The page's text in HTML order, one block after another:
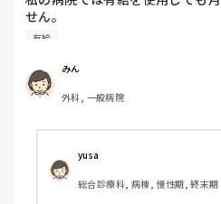
せん。
上層部に確認すると、有給の数え
30日ある場合➞8.0日公休
もし31日ある月に有給を1日使用
31日➖1日で残りの30日ある場
（ちなみに2日有給取っても公
1日しか増えません。）
9.5では無いんだと初めて知った
ょうか？
有給
みん
外科, 一般病院
yusa
総合診療科, 病棟, 慢性期, 終末期